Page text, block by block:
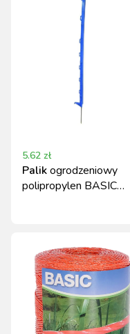
5.62 zł
Palikogrodzeniowy
polipropylen BASIC